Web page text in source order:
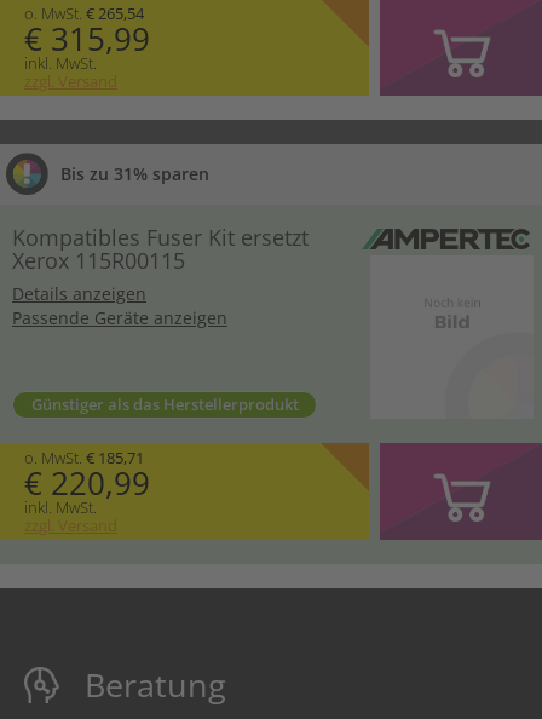
o. MwSt. € 265,54
€ 315,99
inkl. MwSt.
zzgl. Versand
Bis zu 31% sparen
Kompatibles Fuser Kit ersetzt
Xerox 115R00115
Details anzeigen
Passende Geräte anzeigen
Günstiger als das Herstellerprodukt
o. MwSt. € 185,71
€ 220,99
inkl. MwSt.
zzgl. Versand
Beratung